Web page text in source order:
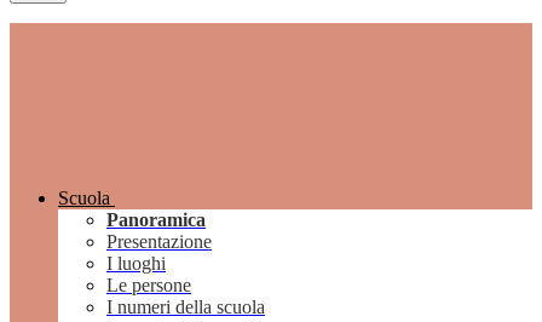
Scuola
Panoramica
Presentazione
I luoghi
Le persone
I numeri della scuola